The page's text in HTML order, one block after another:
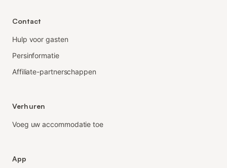
Contact
Hulp voor gasten
Persinformatie
Affiliate-partnerschappen
Verhuren
Voeg uw accommodatie toe
App